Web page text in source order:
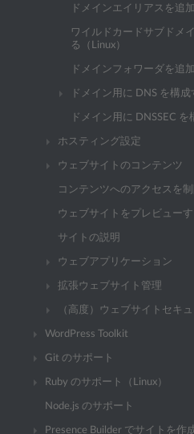
ドメインエイリアスを追
ワイルドカードサブドメ
る（Linux）
ドメインフォワーダを追
ドメイン用に DNS を構成
ドメイン用に DNSSEC を
ホスティング設定
ウェブサイトのコンテンツ
コンテンツへのアクセスを
ウェブサイトをプレビューす
サイトの説明
ウェブアプリケーション
拡張ウェブサイト管理
（高度）ウェブサイトセキ
WordPress Toolkit
Git のサポート
Ruby のサポート（Linux）
Node.js のサポート
Presence Builder でサイトを作